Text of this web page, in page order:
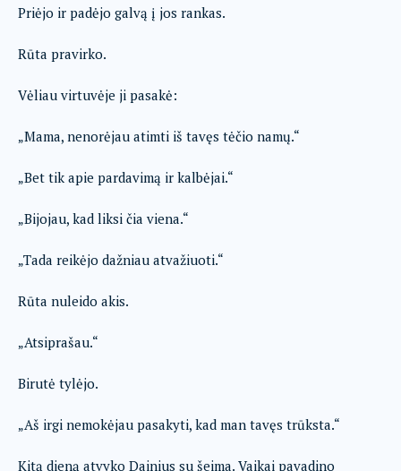
Priėjo ir padėjo galvą į jos rankas.
Rūta pravirko.
Vėliau virtuvėje ji pasakė:
„Mama, nenorėjau atimti iš tavęs tėčio namų.“
„Bet tik apie pardavimą ir kalbėjai.“
„Bijojau, kad liksi čia viena.“
„Tada reikėjo dažniau atvažiuoti.“
Rūta nuleido akis.
„Atsiprašau.“
Birutė tylėjo.
„Aš irgi nemokėjau pasakyti, kad man tavęs trūksta.“
Kitą dieną atvyko Dainius su šeima. Vaikai pavadino